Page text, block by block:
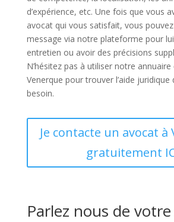
d’expérience, etc. Une fois que vous
avocat qui vous satisfait, vous
message via notre plateforme pour
entretien ou avoir des précisions
N’hésitez pas à utiliser notre annuaire
Venerque pour trouver l’aide
besoin.
Je contacte un avocat à
gratuitement
Parlez nous de